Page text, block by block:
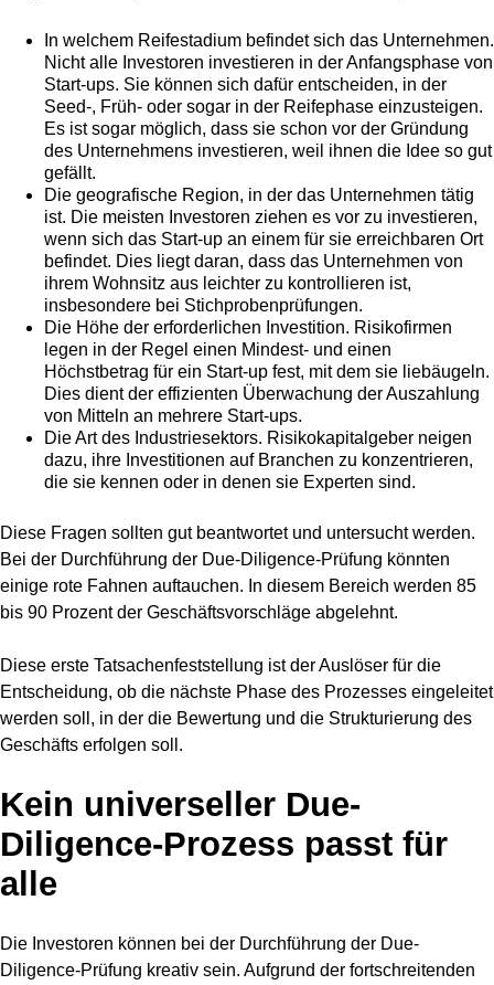
In welchem Reifestadium befindet sich das Unternehmen.
Nicht alle Investoren investieren in der Anfangsphase von
Start-ups. Sie können sich dafür entscheiden, in der
Seed-, Früh- oder sogar in der Reifephase einzusteigen.
Es ist sogar möglich, dass sie schon vor der Gründung
des Unternehmens investieren, weil ihnen die Idee so gut
gefällt.
Die geografische Region, in der das Unternehmen tätig
ist. Die meisten Investoren ziehen es vor zu investieren,
wenn sich das Start-up an einem für sie erreichbaren Ort
befindet. Dies liegt daran, dass das Unternehmen von
ihrem Wohnsitz aus leichter zu kontrollieren ist,
insbesondere bei Stichprobenprüfungen.
Die Höhe der erforderlichen Investition. Risikofirmen
legen in der Regel einen Mindest- und einen
Höchstbetrag für ein Start-up fest, mit dem sie liebäugeln.
Dies dient der effizienten Überwachung der Auszahlung
von Mitteln an mehrere Start-ups.
Die Art des Industriesektors. Risikokapitalgeber neigen
dazu, ihre Investitionen auf Branchen zu konzentrieren,
die sie kennen oder in denen sie Experten sind.
Diese Fragen sollten gut beantwortet und untersucht werden.
Bei der Durchführung der Due-Diligence-Prüfung könnten
einige rote Fahnen auftauchen. In diesem Bereich werden 85
bis 90 Prozent der Geschäftsvorschläge abgelehnt.
Diese erste Tatsachenfeststellung ist der Auslöser für die
Entscheidung, ob die nächste Phase des Prozesses eingeleitet
werden soll, in der die Bewertung und die Strukturierung des
Geschäfts erfolgen soll.
Kein universeller Due-
Diligence-Prozess passt für
alle
Die Investoren können bei der Durchführung der Due-
Diligence-Prüfung kreativ sein. Aufgrund der fortschreitenden